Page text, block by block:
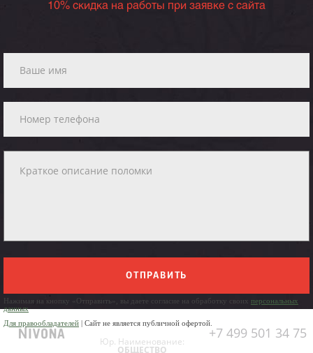
10% скидка на работы при заявке с сайта
ОТПРАВИТЬ
Нажимая на кнопку «Отправить», вы даете согласие на обработку своих персональных
данных
Для правообладателей | Сайт не является публичной офертой.
+7 499 501 34 75
Юр. Наименование:
ОБЩЕСТВО